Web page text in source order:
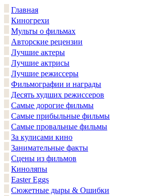
Главная
Киногрехи
Мульты о фильмах
Авторские рецензии
Лучшие актеры
Лучшие актрисы
Лучшие режиссеры
Фильмографии и награды
Десять худших режиссеров
Самые дорогие фильмы
Самые прибыльные фильмы
Самые провальные фильмы
За кулисами кино
Занимательные факты
Сцены из фильмов
Киноляпы
Easter Eggs
Сюжетные дыры & Ошибки